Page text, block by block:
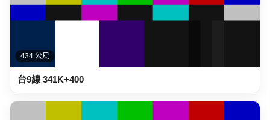
434 公尺
台9線 341K+400